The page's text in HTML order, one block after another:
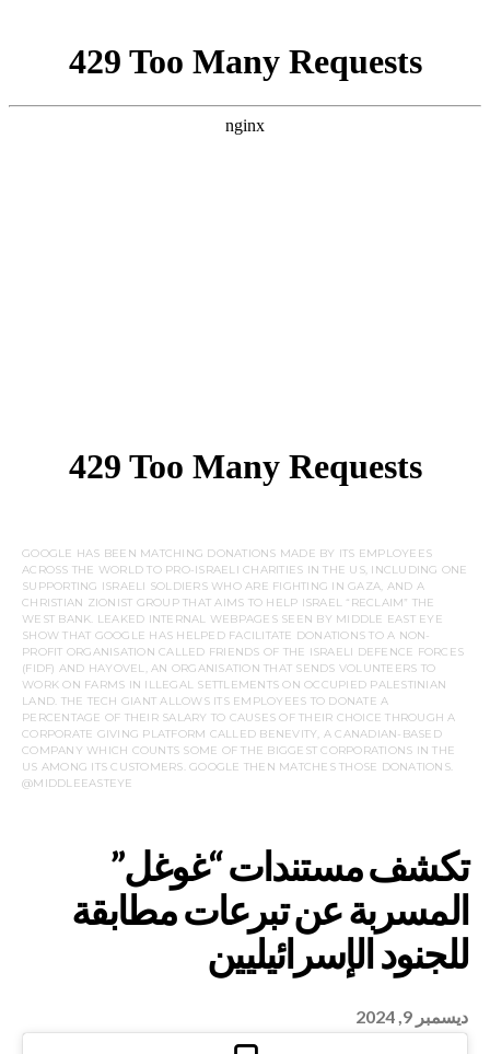
GOOGLE HAS BEEN MATCHING DONATIONS MADE BY ITS EMPLOYEES
ACROSS THE WORLD TO PRO-ISRAELI CHARITIES IN THE US, INCLUDING ONE
SUPPORTING ISRAELI SOLDIERS WHO ARE FIGHTING IN GAZA, AND A
CHRISTIAN ZIONIST GROUP THAT AIMS TO HELP ISRAEL “RECLAIM” THE
WEST BANK. LEAKED INTERNAL WEBPAGES SEEN BY MIDDLE EAST EYE
SHOW THAT GOOGLE HAS HELPED FACILITATE DONATIONS TO A NON-
PROFIT ORGANISATION CALLED FRIENDS OF THE ISRAELI DEFENCE FORCES
(FIDF) AND HAYOVEL, AN ORGANISATION THAT SENDS VOLUNTEERS TO
WORK ON FARMS IN ILLEGAL SETTLEMENTS ON OCCUPIED PALESTINIAN
LAND. THE TECH GIANT ALLOWS ITS EMPLOYEES TO DONATE A
PERCENTAGE OF THEIR SALARY TO CAUSES OF THEIR CHOICE THROUGH A
CORPORATE GIVING PLATFORM CALLED BENEVITY, A CANADIAN-BASED
COMPANY WHICH COUNTS SOME OF THE BIGGEST CORPORATIONS IN THE
US AMONG ITS CUSTOMERS. GOOGLE THEN MATCHES THOSE DONATIONS.
@MIDDLEEASTEYE
ديسمبر 9, 2024